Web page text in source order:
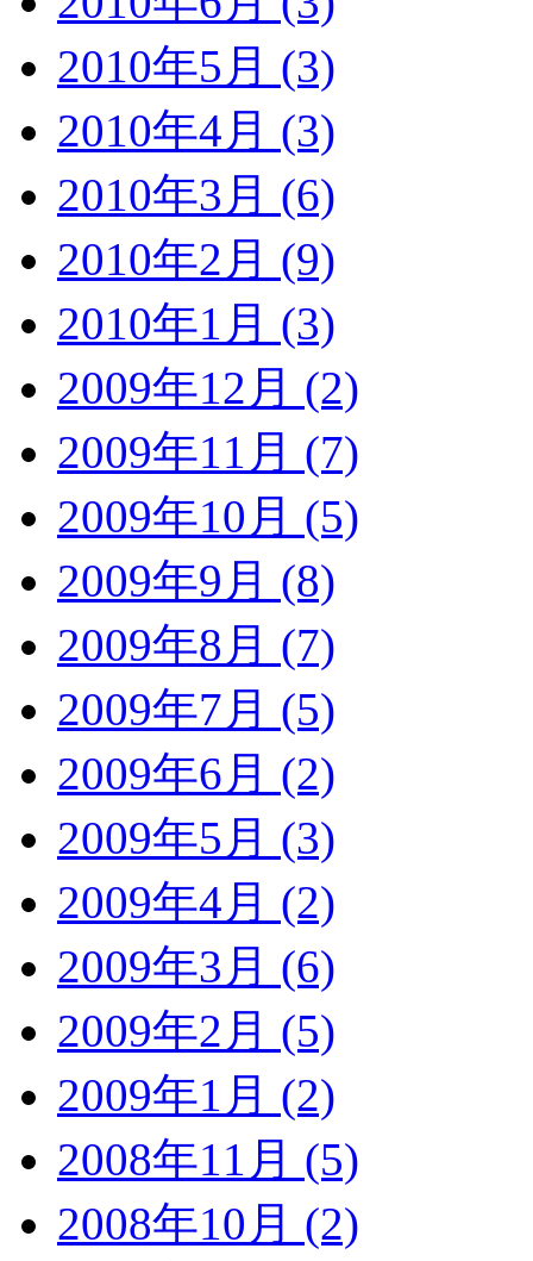
2010年5月 (3)
2010年4月 (3)
2010年3月 (6)
2010年2月 (9)
2010年1月 (3)
2009年12月 (2)
2009年11月 (7)
2009年10月 (5)
2009年9月 (8)
2009年8月 (7)
2009年7月 (5)
2009年6月 (2)
2009年5月 (3)
2009年4月 (2)
2009年3月 (6)
2009年2月 (5)
2009年1月 (2)
2008年11月 (5)
2008年10月 (2)